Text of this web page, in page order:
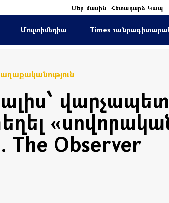
Մեր մասին Հետադարձ Կապ
Մուլտիմեդիա Times
Observer